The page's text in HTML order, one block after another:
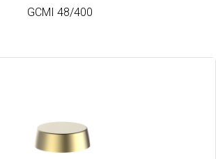
GCMI 48/400